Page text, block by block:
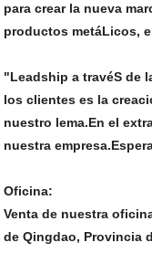
para crear la nueva
productos metáLicos,
"Leadship a travéS de
los clientes es la
nuestro lema.En el
nuestra
Oficina:
Venta de nuestra
de Qingdao, Provincia